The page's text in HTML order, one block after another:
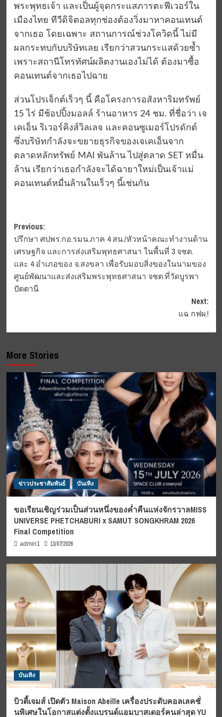
พระพุทธเจ้า และเป็นผู้จุดกระแสภารตะฟีเวอร์ใน
เมืองไทย ทีวีดิจิตอลทุกช่องต้องวิ่งมาหาคอนเทนต์
จากเธอ โดยเฉพาะ สถานการณ์ช่วงโควิดนี้ ไม่มี
ผลกระทบกับบริษัทเลย เรียกว่าสวนกระแสด้วยซ้ำ
เพราะสถานีโทรทัศน์ผลิตงานเองไม่ได้ ต้องมาซื้อ
คอนเทนต์จากเธอไปฉาย
ส่วนโปรเจ็กต์เร็วๆ นี้ คือโครงการอสังหาริมทรัพย์
15 ไร่ มีช้อปปิ้งมอลล์ ร้านอาหาร 24 ชม. ที่ชื่อว่า เจ
เคเอ็น ริเวอร์คิงส์วิลเลจ และคอนซูเมอร์โปรดักต์
ซึ่งบริษัทกำลังจะขยายธุรกิจของเจเคเอ็นจาก
ตลาดหลักทรัพย์ MAI พันล้าน ไปสู่ตลาด SET หมื่น
ล้าน เรียกว่าเธอกำลังจะได้ฉายาใหม่เป็นเจ้าแม่
คอนเทนต์หมื่นล้านในเร็วๆ นี้เช่นกัน
Post
navigation
Previous:
ปรึกษา ศปพร.กอ.รมน.ภาค 4 สน./หัวหน้าคณะทำงานด้าน
เศรษฐกิจ และการส่งเสริมพุทธศาสนา ในพื้นที่ 3 จชต.
และ 4 อำเภอของ จ.สงขลา เพื่อรับมอบสิ่งของในนามของ
ศูนย์พัฒนาและส่งเสริมพระพุทธศาสนา จชต.ที่วัดบูรพา
ปัตตานี
Next:
แฉ กฟผ.!
More Stories
ข่าวประชาสัมพันธ์ บันเทิง
ขอเรียนเชิญร่วมเป็นส่วนหนึ่งของค่ำคืนแห่งจักรวาลMISS
UNIVERSE PHETCHABURI x SAMUT SONGKHRAM 2026
Final Competition
admin1 13/07/2026
บันเทิง
บิวตี้เจมส์ เปิดตัว Maison Abeille เครื่องประดับคอลเลคชั่
นพิเศษในโอกาสแต่งตั้งแบรนด์แอมบาสเดอร์คนล่าสุด YU